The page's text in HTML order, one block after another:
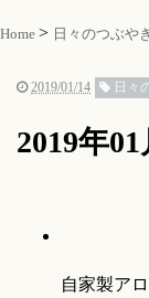
Home 日々のつぶやき
2019/01/14 日々
2019年
自家製ア